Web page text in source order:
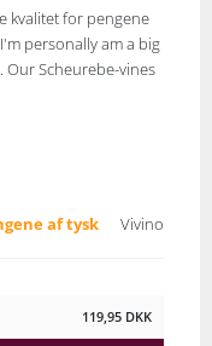
kvalitet for pengene
personally am a big
Our Scheurebe-vines
af tysk
Vivino
119,95 DKK